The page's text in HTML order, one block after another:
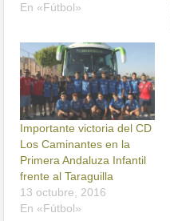
En «Fútbol»
Importante victoria del CD
Los Caminantes en la
Primera Andaluza Infantil
frente al Taraguilla
13 octubre, 2016
En «Fútbol»